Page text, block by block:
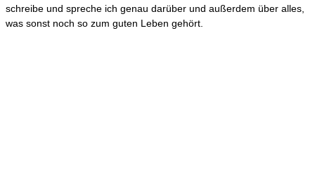
schreibe und spreche ich genau darüber und außerdem über alles,
was sonst noch so zum guten Leben gehört.